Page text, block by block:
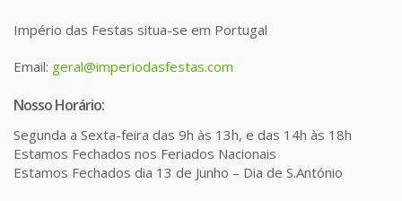
Império das Festas situa-se em Portugal
Email: geral@imperiodasfestas.com
Nosso Horário:
Segunda a Sexta-feira das 9h às 13h, e das 14h às 18h
Estamos Fechados nos Feriados Nacionais
Estamos Fechados dia 13 de Junho – Dia de S.António